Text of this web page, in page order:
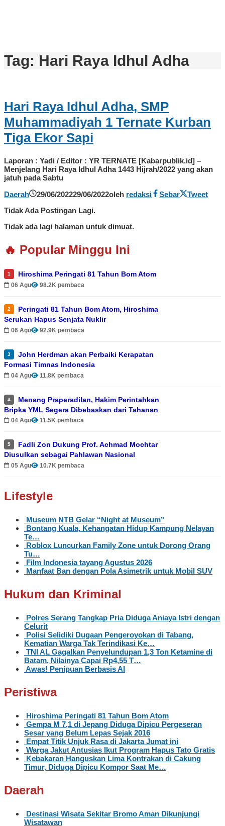
Tag: Hari Raya Idhul Adha
Hari Raya Idhul Adha, SMP
Muhammadiyah 1 Ternate Kurban
Tiga Ekor Sapi
Laporan : Yadi / Editor : YR TERNATE [Kabarpublik.id] –
Menjelang Hari Raya Idhul Adha 1443 Hijrah/2022 yang akan
jatuh pada Sabtu
Daerah
29/06/202229/06/2022oleh redaksi Sebar
Tweet
Tidak Ada Postingan Lagi.
Tidak ada lagi halaman untuk dimuat.
🔥 Popular Minggu Ini
1 Hiroshima Peringati 81 Tahun Bom Atom
06 Agu 98.2K pembaca
2
Peringati 81 Tahun Bom Atom, Hiroshima
Serukan Hapus Senjata Nuklir
06 Agu 92.9K pembaca
3
John Herdman akan Perbaiki Kerapatan
Formasi Timnas Indonesia
04 Agu 11.8K pembaca
4
Menang Praperadilan, Hakim Perintahkan
Bripka YML Segera Dibebaskan dari Tahanan
04 Agu 11.5K pembaca
5
Fadli Zon Dukung Prof. Achmad Mochtar
Diusulkan sebagai Pahlawan Nasional
05 Agu 10.7K pembaca
Lifestyle
Museum NTB Gelar “Night at Museum”
Bontang Kuala, Kehangatan Hidup Kampung Nelayan
Te…
Roblox Luncurkan Family Zone untuk Dorong Orang
Tu…
Film Indonesia tayang Agustus 2026
Manfaat Ban dengan Pola Asimetrik untuk Mobil SUV
Hukum dan Kriminal
Polres Serang Tangkap Pria Diduga Aniaya Istri dengan
Celurit
Polisi Selidiki Dugaan Pengeroyokan di Tabang,
Kematian Warga Tak Terindikasi Ke…
TNI AL Gagalkan Penyelundupan 1,3 Ton Ketamine di
Batam, Nilainya Capai Rp4,55 T…
Awas! Penipuan Berbasis AI
Peristiwa
Hiroshima Peringati 81 Tahun Bom Atom
Gempa M 7,1 di Jepang Diduga Dipicu Pergeseran
Sesar yang Belum Lepas Sejak 2016
Empat Titik Unjuk Rasa di Jakarta Jumat ini
Warga Jakut Antusias Ikut Program Hapus Tato Gratis
Kebakaran Hanguskan Lima Kontrakan di Cakung
Timur, Diduga Dipicu Kompor Saat Me…
Daerah
Destinasi Wisata Sekitar Bromo Aman Dikunjungi
Wisatawan